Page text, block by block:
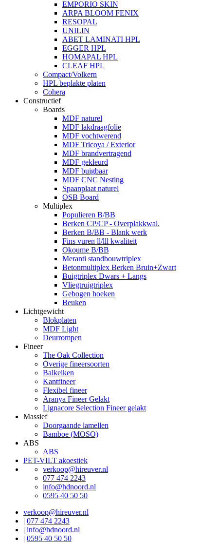
EMPORIO SKIN
ARPA BLOOM FENIX
RESOPAL
UNILIN
ABET LAMINATI HPL
EGGER HPL
HOMAPAL HPL
CLEAF HPL
Compact/Volkern
HPL beplakte platen
Cohera
Constructief
Boards
MDF naturel
MDF lakdraagfolie
MDF vochtwerend
MDF Tricoya / Exterior
MDF brandvertragend
MDF gekleurd
MDF buigbaar
MDF CNC Nesting
Spaanplaat naturel
OSB Board
Multiplex
Populieren B/BB
Berken CP/CP - Overplakkwal.
Berken B/BB - Blank werk
Fins vuren ll/lll kwaliteit
Okoume B/BB
Meranti standbouwtriplex
Betonmultiplex Berken Bruin+Zwart
Buigtriplex Dwars + Langs
Vliegtruigtriplex
Gebogen hoeken
Beuken
Lichtgewicht
Blokplaten
MDF Light
Deurrompen
Fineer
The Oak Collection
Overige fineersoorten
Balkeiken
Kantfineer
Flexibel fineer
Aranya Fineer Gelakt
Lignacore Selection Fineer gelakt
Massief
Doorgaande lamellen
Bamboe (MOSO)
ABS
ABS
PET-VILT akoestiek
verkoop@hireuver.nl
077 474 2243
info@hdnoord.nl
0595 40 50 50
verkoop@hireuver.nl
| 077 474 2243
| info@hdnoord.nl
| 0595 40 50 50